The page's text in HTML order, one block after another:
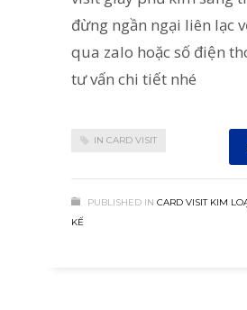
đừng ngần ngại liên lạc
qua zalo hoặc số điện
tư vấn chi tiết nhé
IN CARD VISIT
PUBLISHED IN CARD VISIT KIM
KẾ